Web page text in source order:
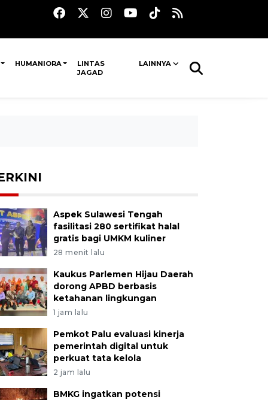
HUMANIORA
LINTAS
JAGAD
LAINNYA
Aspek Sulawesi Tengah
fasilitasi 280 sertifikat halal
gratis bagi UMKM kuliner
28 menit lalu
Kaukus Parlemen Hijau Daerah
dorong APBD berbasis
ketahanan lingkungan
1 jam lalu
Pemkot Palu evaluasi kinerja
pemerintah digital untuk
perkuat tata kelola
2 jam lalu
BMKG ingatkan potensi